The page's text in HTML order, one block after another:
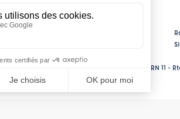
Siège social : RN 11 -